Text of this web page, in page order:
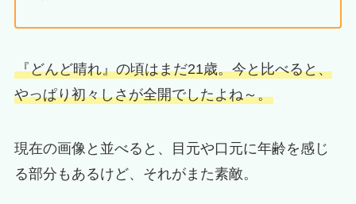
『どんど晴れ』の頃はまだ21歳。今と比べると、
やっぱり初々しさが全開でしたよね～。
現在の画像と並べると、目元や口元に年齢を感じ
る部分もあるけど、それがまた素敵。